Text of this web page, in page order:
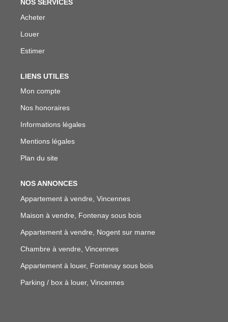
NOS SERVICES
Acheter
Louer
Estimer
LIENS UTILES
Mon compte
Nos honoraires
Informations légales
Mentions légales
Plan du site
NOS ANNONCES
Appartement à vendre, Vincennes
Maison à vendre, Fontenay sous bois
Appartement à vendre, Nogent sur marne
Chambre à vendre, Vincennes
Appartement à louer, Fontenay sous bois
Parking / box à louer, Vincennes